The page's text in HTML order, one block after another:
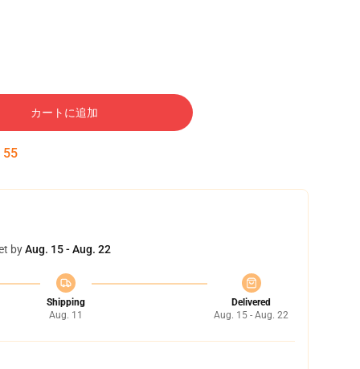
カートに追加
54
byAug. 15 - Aug. 22
Shipping
Aug. 11
Delivered
Aug. 15 - Aug. 22